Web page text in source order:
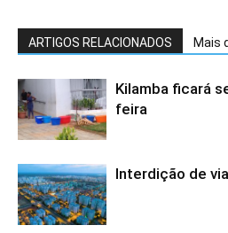
ARTIGOS RELACIONADOS Mais
Kilamba ficará
feira
Interdição de